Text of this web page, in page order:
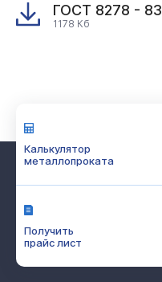
ГОСТ 8278 - 83
1178 Кб
Калькулятор
металлопроката
Получить
прайс лист